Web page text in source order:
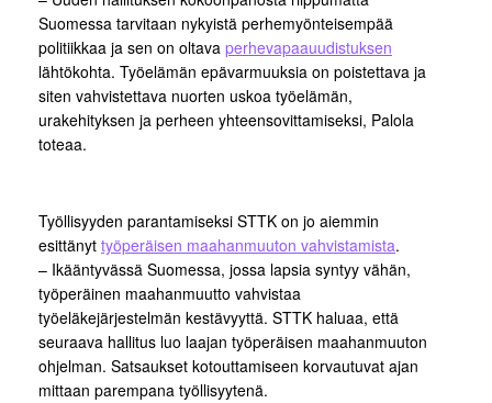
Suomessa tarvitaan nykyistä perhemyönteisempää
politiikkaa ja sen on oltava perhevapaauudistuksen
lähtökohta. Työelämän epävarmuuksia on poistettava ja
siten vahvistettava nuorten uskoa työelämän,
urakehityksen ja perheen yhteensovittamiseksi, Palola
toteaa.
Työllisyyden parantamiseksi STTK on jo aiemmin
esittänyt työperäisen maahanmuuton vahvistamista.
– Ikääntyvässä Suomessa, jossa lapsia syntyy vähän,
työperäinen maahanmuutto vahvistaa
työeläkejärjestelmän kestävyyttä. STTK haluaa, että
seuraava hallitus luo laajan työperäisen maahanmuuton
ohjelman. Satsaukset kotouttamiseen korvautuvat ajan
mittaan parempana työllisyytenä.